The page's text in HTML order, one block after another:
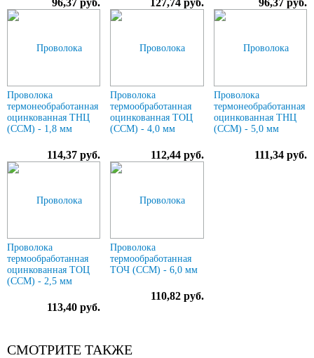
96,37 руб. 127,74 руб. 96,37 руб.
Проволока
термонеобработанная
оцинкованная ТНЦ
(ССМ) - 1,8 мм
114,37 руб.
Проволока
термообработанная
оцинкованная ТОЦ
(ССМ) - 4,0 мм
112,44 руб.
Проволока
термонеобработанная
оцинкованная ТНЦ
(ССМ) - 5,0 мм
111,34 руб.
Проволока
термообработанная
оцинкованная ТОЦ
(ССМ) - 2,5 мм
113,40 руб.
Проволока
термообработанная
ТОЧ (ССМ) - 6,0 мм
110,82 руб.
СМОТРИТЕ ТАКЖЕ